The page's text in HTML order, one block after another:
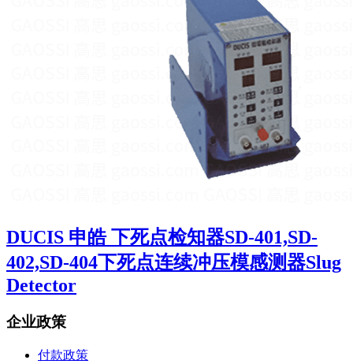
DUCIS 申皓 下死点检知器SD-401,SD-
402,SD-404下死点连续冲压模感测器Slug
Detector
企业政策
付款政策